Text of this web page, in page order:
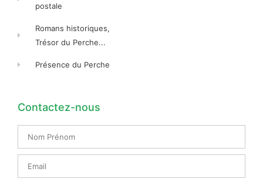
postale
Romans historiques,
Trésor du Perche...
Présence du Perche
Contactez-nous
Prénom